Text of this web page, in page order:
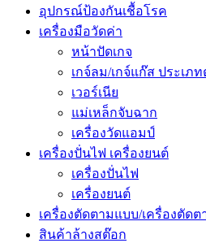
อุปกรณ์ป้องกันเชื้อโรค
เครื่องมือวัดค่า
หน้าปัดเกจ
เกจ์ลม/เกจ์แก๊ส ประเภท
เวอร์เนีย
แม่เหล็กจับฉาก
เครื่องวัดแอมป์
เครื่องปั่นไฟ เครื่องยนต์
เครื่องปั่นไฟ
เครื่องยนต์
เครื่องตัดตามแบบ/เครื่องตัดต
สินค้าล้างสต๊อก